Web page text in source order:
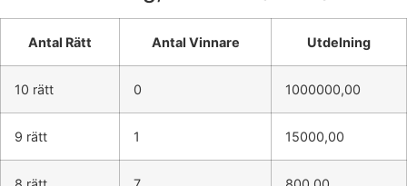
Antal Rätt Antal Vinnare Utdelning
10 rätt 0 1000000,00
9 rätt 1 15000,00